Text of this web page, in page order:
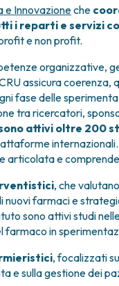
E COLLO
E GHIANDOLE
UTERINA
RIANIMAZIONE
I TUMORI
TUMORI DELLA
ED
ONCOLOGICA E
E SERVIZI
SOLIDALE
SOCIALE
UTILI
TRANSFER OFFICE
RICERCA
LA RICERCA
e Innovazioneche
i reparti e servizi
e non profit.
organizzative,
assicura coerenza,
fase delle
tra ricercatori,
attivi oltre 200
articolata e
, che
nuovi farmaci e
sono attivi studi
farmaco in
, focalizzati
e sulla gestione dei